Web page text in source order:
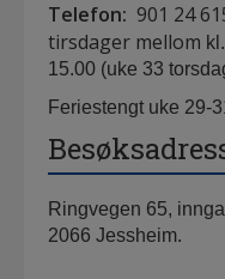
Telefon: 901 24
tirsdager mellom
15.00 (uke 33
Feriestengt uke 29-
Ringvegen 65,
2066 Jessheim.